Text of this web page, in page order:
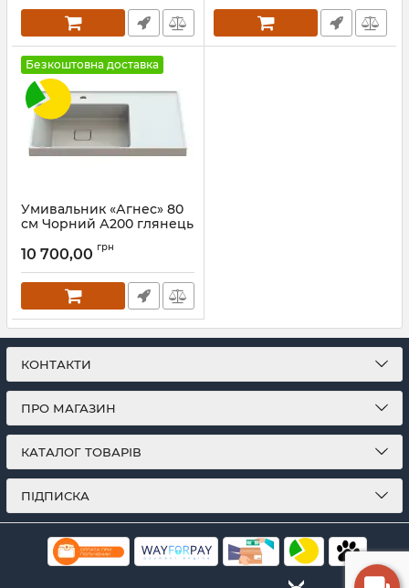
Безкоштовна доставка
Умивальник «Агнес» 80
см Чорний А200 глянець
10 700,00 грн
КОНТАКТИ
ПРО МАГАЗИН
КАТАЛОГ ТОВАРІВ
ПІДПИСКА